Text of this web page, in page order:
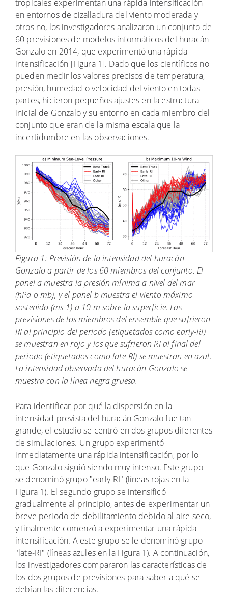
tropicales experimentan una rápida intensificación
en entornos de cizalladura del viento moderada y
otros no, los investigadores analizaron un conjunto de
60 previsiones de modelos informáticos del huracán
Gonzalo en 2014, que experimentó una rápida
intensificación [Figura 1]. Dado que los científicos no
pueden medir los valores precisos de temperatura,
presión, humedad o velocidad del viento en todas
partes, hicieron pequeños ajustes en la estructura
inicial de Gonzalo y su entorno en cada miembro del
conjunto que eran de la misma escala que la
incertidumbre en las observaciones.
Figura 1: Previsión de la intensidad del huracán
Gonzalo a partir de los 60 miembros del conjunto. El
panel a muestra la presión mínima a nivel del mar
(hPa o mb), y el panel b muestra el viento máximo
sostenido (ms-1) a 10 m sobre la superficie. Las
previsiones de los miembros del ensemble que sufrieron
RI al principio del periodo (etiquetados como early-RI)
se muestran en rojo y los que sufrieron RI al final del
periodo (etiquetados como late-RI) se muestran en azul.
La intensidad observada del huracán Gonzalo se
muestra con la línea negra gruesa.
Para identificar por qué la dispersión en la
intensidad prevista del huracán Gonzalo fue tan
grande, el estudio se centró en dos grupos diferentes
de simulaciones. Un grupo experimentó
inmediatamente una rápida intensificación, por lo
que Gonzalo siguió siendo muy intenso. Este grupo
se denominó grupo "early-RI" (líneas rojas en la
Figura 1). El segundo grupo se intensificó
gradualmente al principio, antes de experimentar un
breve periodo de debilitamiento debido al aire seco,
y finalmente comenzó a experimentar una rápida
intensificación. A este grupo se le denominó grupo
"late-RI" (líneas azules en la Figura 1). A continuación,
los investigadores compararon las características de
los dos grupos de previsiones para saber a qué se
debían las diferencias.